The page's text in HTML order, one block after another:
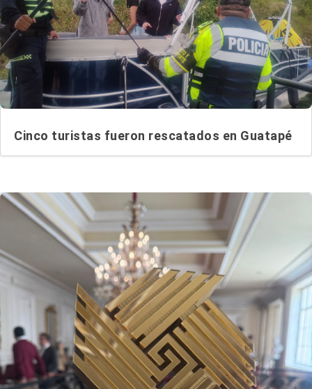
Cinco turistas fueron rescatados en Guatapé